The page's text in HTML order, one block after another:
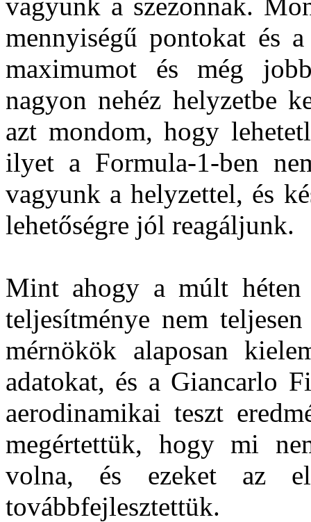
mennyiségű pontokat és
maximumot és még
nagyon nehéz helyzetbe
azt mondom, hogy
ilyet a Formula-1-ben
vagyunk a helyzettel, és
lehetőségre jól reagáljunk.
Mint ahogy a múlt héten
teljesítménye nem
mérnökök alaposan
adatokat, és a Giancarlo
aerodinamikai teszt
megértettük, hogy mi
volna, és ezeket az
továbbfejlesztettük.